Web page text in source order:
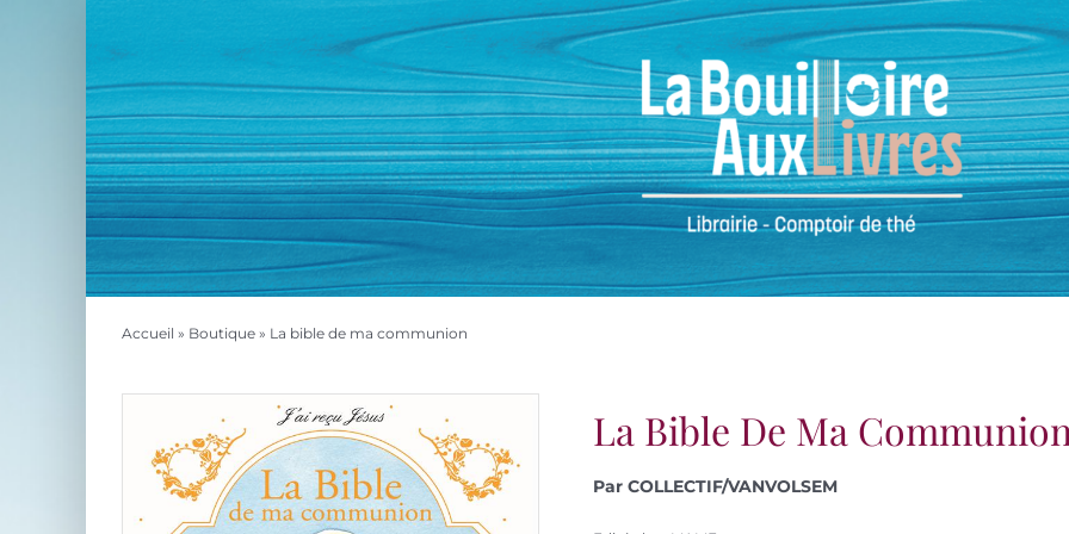
Accueil » Boutique» La bible de ma communion
La Bible De Ma
Par COLLECTIF/VANVOLSEM